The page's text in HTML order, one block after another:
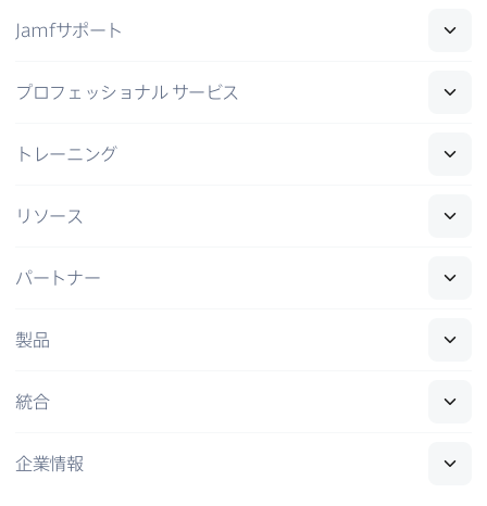
Jamfサポート
プロフェッショナル サービス
トレーニング
リソース
パートナー
製品
統合
企業情報